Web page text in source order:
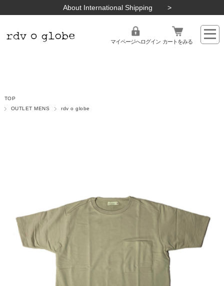
About International Shipping
マイページへログイン カートをみる
TOP
OUTLET MENS
rdv o globe